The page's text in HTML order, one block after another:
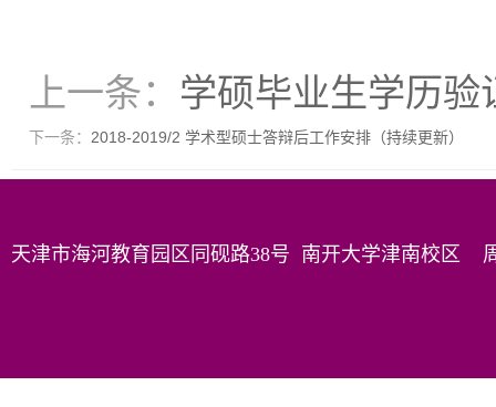
上一条： 学硕毕业生学历
下一条： 2018-2019/2 学术型硕士答辩后工作安排（持续更新）
天津市海河教育园区同砚路38号 南开大学津南校区